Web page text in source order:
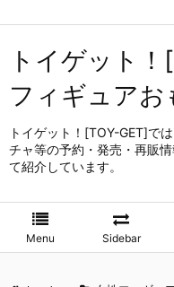
トイゲット
フィギュアお
トイゲット！[TOY-GET]で
チャ等の予約・発売・再販
て紹介しています。
Menu Sidebar